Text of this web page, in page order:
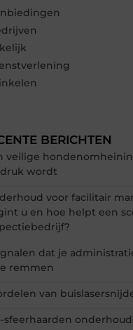
BERICHTEN
veilige
wordt
voor facilitair
u en hoe helpt een
dat je
remmen
van
sfeerhaarden